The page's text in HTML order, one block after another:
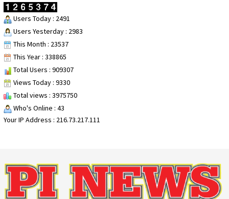
Users Today : 2491
Users Yesterday : 2983
This Month : 23537
This Year : 338865
Total Users : 909307
Views Today : 9330
Total views : 3975750
Who's Online : 43
Your IP Address : 216.73.217.111